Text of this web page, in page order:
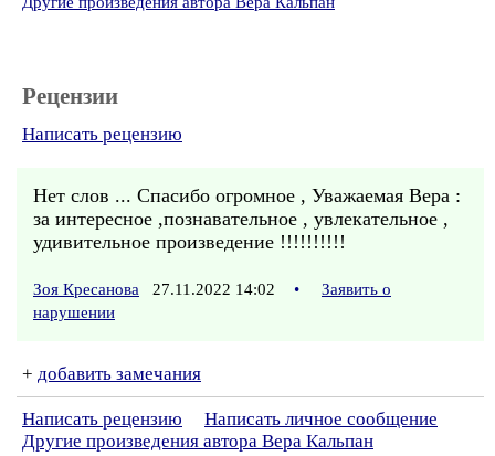
Рецензии
Написать рецензию
Нет слов ... Спасибо огромное , Уважаемая Вера :
за интересное ,познавательное , увлекательное ,
удивительное произведение !!!!!!!!!!
Зоя Кресанова 27.11.2022 14:02 •
Заявить о
нарушении
+ добавить замечания
Написать рецензию
Написать личное сообщение
Другие произведения автора Вера Кальпан